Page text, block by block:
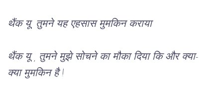
थैंक यू, तुमने यह एहसास मुमकिन कराया
थैंक यू , तुमने मुझे सोचने का मौका दिया कि और क्या-
क्या मुमकिन है !